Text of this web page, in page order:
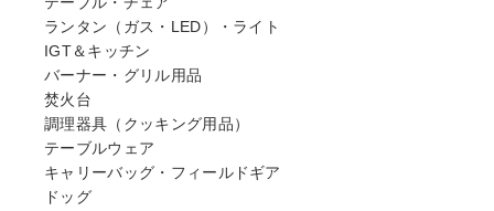
ランタン（ガス・LED）・ライト
IGT＆キッチン
バーナー・グリル用品
焚火台
調理器具（クッキング用品）
テーブルウェア
キャリーバッグ・フィールドギア
ドッグ